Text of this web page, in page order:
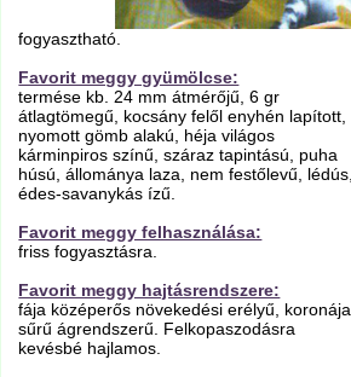
fogyasztható.
Favorit meggy gyümölcse:
termése kb. 24 mm átmérőjű, 6 gr
átlagtömegű, kocsány felől enyhén lapított,
nyomott gömb alakú, héja világos
kárminpiros színű, száraz tapintású, puha
húsú, állománya laza, nem festőlevű, lédús,
édes-savanykás ízű.
Favorit meggy felhasználása:
friss fogyasztásra.
Favorit meggy hajtásrendszere:
fája középerős növekedési erélyű, koronája
sűrű ágrendszerű. Felkopaszodásra
kevésbé hajlamos.